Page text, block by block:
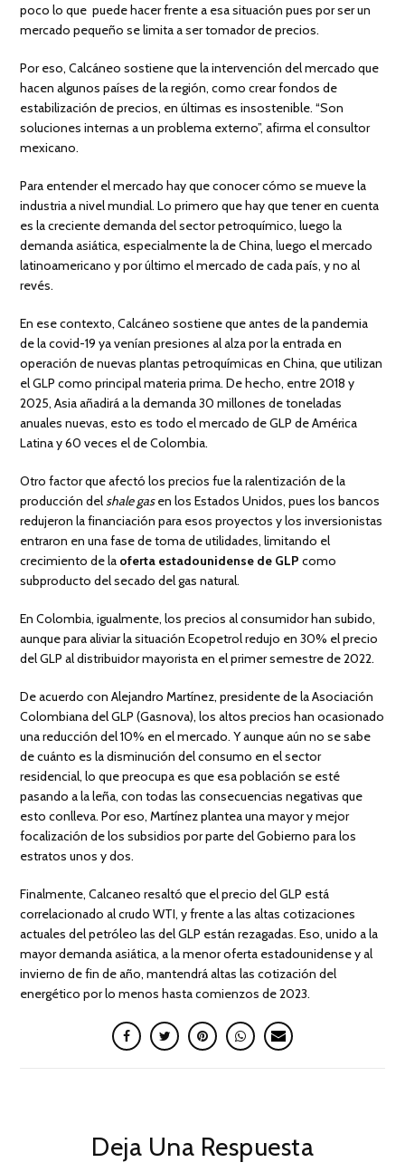
poco lo que puede hacer frente a esa situación pues por ser un
mercado pequeño se limita a ser tomador de precios.
Por eso, Calcáneo sostiene que la intervención del mercado que
hacen algunos países de la región, como crear fondos de
estabilización de precios, en últimas es insostenible. “Son
soluciones internas a un problema externo”, afirma el consultor
mexicano.
Para entender el mercado hay que conocer cómo se mueve la
industria a nivel mundial. Lo primero que hay que tener en cuenta
es la creciente demanda del sector petroquímico, luego la
demanda asiática, especialmente la de China, luego el mercado
latinoamericano y por último el mercado de cada país, y no al
revés.
En ese contexto, Calcáneo sostiene que antes de la pandemia
de la covid-19 ya venían presiones al alza por la entrada en
operación de nuevas plantas petroquímicas en China, que utilizan
el GLP como principal materia prima. De hecho, entre 2018 y
2025, Asia añadirá a la demanda 30 millones de toneladas
anuales nuevas, esto es todo el mercado de GLP de América
Latina y 60 veces el de Colombia.
Otro factor que afectó los precios fue la ralentización de la
producción delshale gasen los Estados Unidos, pues los bancos
redujeron la financiación para esos proyectos y los inversionistas
entraron en una fase de toma de utilidades, limitando el
crecimiento de la oferta estadounidense de GLP como
subproducto del secado del gas natural.
En Colombia, igualmente, los precios al consumidor han subido,
aunque para aliviar la situación Ecopetrol redujo en 30% el precio
del GLP al distribuidor mayorista en el primer semestre de 2022.
De acuerdo con Alejandro Martínez, presidente de la Asociación
Colombiana del GLP (Gasnova), los altos precios han ocasionado
una reducción del 10% en el mercado. Y aunque aún no se sabe
de cuánto es la disminución del consumo en el sector
residencial, lo que preocupa es que esa población se esté
pasando a la leña, con todas las consecuencias negativas que
esto conlleva. Por eso, Martínez plantea una mayor y mejor
focalización de los subsidios por parte del Gobierno para los
estratos unos y dos.
Finalmente, Calcaneo resaltó que el precio del GLP está
correlacionado al crudo WTI, y frente a las altas cotizaciones
actuales del petróleo las del GLP están rezagadas. Eso, unido a la
mayor demanda asiática, a la menor oferta estadounidense y al
invierno de fin de año, mantendrá altas las cotización del
energético por lo menos hasta comienzos de 2023.
Deja Una Respuesta